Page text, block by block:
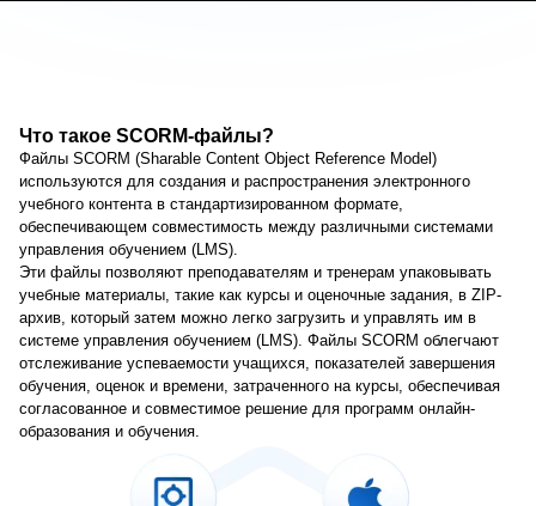
Что такое SCORM-файлы?
Файлы SCORM (Sharable Content Object Reference Model)
используются для создания и распространения электронного
учебного контента в стандартизированном формате,
обеспечивающем совместимость между различными системами
управления обучением (LMS).
Эти файлы позволяют преподавателям и тренерам упаковывать
учебные материалы, такие как курсы и оценочные задания, в ZIP-
архив, который затем можно легко загрузить и управлять им в
системе управления обучением (LMS). Файлы SCORM облегчают
отслеживание успеваемости учащихся, показателей завершения
обучения, оценок и времени, затраченного на курсы, обеспечивая
согласованное и совместимое решение для программ онлайн-
образования и обучения.